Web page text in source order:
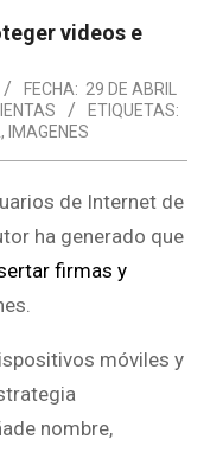
videos e
FECHA: 29 DE ABRIL
ETIQUETAS:
, IMAGENES
de Internet de
ha generado que
firmas y
móviles y
nombre,